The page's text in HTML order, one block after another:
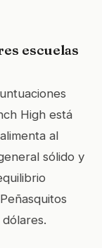
escuelas
High está
al
sólido y